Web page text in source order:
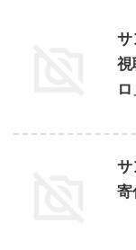
サ
視
ロ
サ
寄